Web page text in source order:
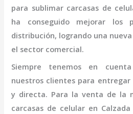
para sublimar carcasas de
ha conseguido mejorar los
distribución, logrando una
el sector comercial.
Siempre tenemos en
nuestros clientes para
y directa. Para la venta de la
carcasas de celular en Calzada